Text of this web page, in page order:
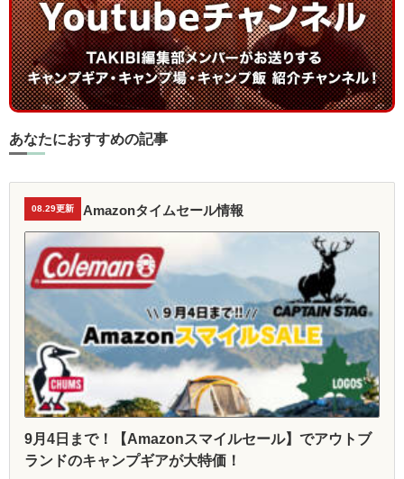
あなたにおすすめの記事
08.29更新 Amazonタイムセール情報
9月4日まで！【Amazonスマイルセール】でアウトブ
ランドのキャンプギアが大特価！